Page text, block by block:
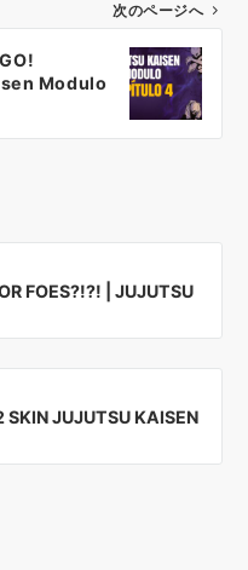
次のページへ
Modulo
FOES?!?! | JUJUTSU
SKIN JUJUTSU KAISEN